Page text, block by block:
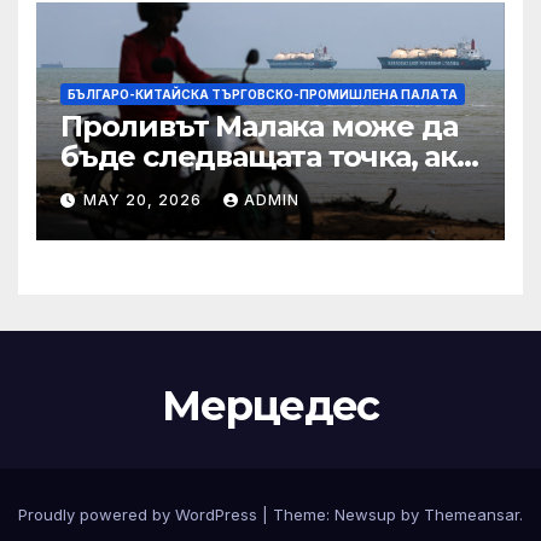
БЪЛГАРО-КИТАЙСКА ТЪРГОВСКО-ПРОМИШЛЕНА ПАЛAТА
Проливът Малака може да
бъде следващата точка, ако
Азия не внимава
MAY 20, 2026 ADMIN
Мерцедес
Proudly powered by WordPress Theme: Newsup by Themeansar.